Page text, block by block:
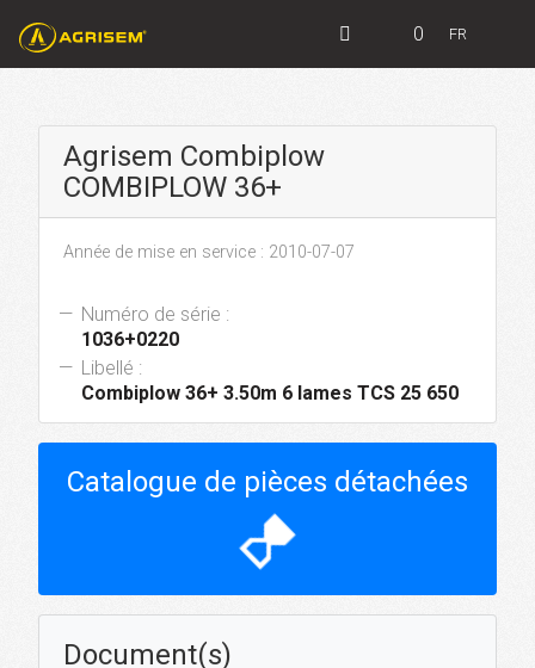
0 FR
Agrisem Combiplow
COMBIPLOW 36+
Année de mise en service : 2010-07-07
Numéro de série :
1036+0220
Libellé :
Combiplow 36+ 3.50m 6 lames TCS 25 650
Catalogue de pièces détachées
hourglass_top
Document(s)